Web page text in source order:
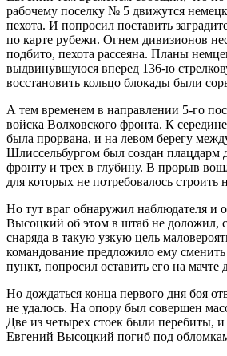
рабочему поселку № 5 движутся
пехота. И попросил поставить
по карте рубежи. Огнем дивизионов
подбито, пехота рассеяна. Планы
выдвинувшуюся вперед 136‑ю
восстановить кольцо блокады были
А тем временем в направлении 5‑го
войска Волховского фронта. К
была ­прорвана, и на левом берегу
Шлиссельбургом был создан плацдарм
фронту и трех в глубину. В прорыв
для которых не потребовалось строить
Но тут враг обнаружил наблюдателя и
Высоцкий об этом в штаб не доложил,
снаряда в такую узкую цель
командование предложило ему
пункт, попросил оставить его на мачте
Но дождаться конца первого дня боя
не удалось. На опору был совершен
Две из четырех стоек были перебиты,
Евгений Высоцкий погиб под